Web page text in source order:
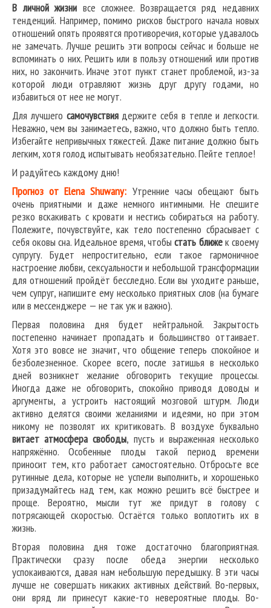
В личной жизни все сложнее. Возвращается ряд недавних
тенденций. Например, помимо рисков быстрого начала новых
отношений опять проявятся противоречия, которые удавалось
не замечать. Лучше решить эти вопросы сейчас и больше не
вспоминать о них. Решить или в пользу отношений или против
них, но закончить. Иначе этот пункт станет проблемой, из-за
которой люди отравляют жизнь друг другу годами, но
избавиться от нее не могут.
Для лучшего самочувствиядержите себя в тепле и легкости.
Неважно, чем вы занимаетесь, важно, что должно быть тепло.
Избегайте непривычных тяжестей. Даже питание должно быть
легким, хотя голод испытывать необязательно. Пейте теплое!
И радуйтесь каждому дню!
Прогноз от Elena Shuwany: Утренние часы обещают быть
очень приятными и даже немного интимными. Не спешите
резко вскакивать с кровати и нестись собираться на работу.
Полежите, почувствуйте, как тело постепенно сбрасывает с
себя оковы сна. Идеальное время, чтобыстать ближек своему
супругу. Будет непростительно, если такое гармоничное
настроение любви, сексуальности и небольшой трансформации
для отношений пройдёт бесследно. Если вы уходите раньше,
чем супруг, напишите ему несколько приятных слов (на бумаге
или в мессенджере — не так уж и важно).
Первая половина дня будет нейтральной. Закрытость
постепенно начинает пропадать и большинство оттаивает.
Хотя это вовсе не значит, что общение теперь спокойное и
безболезненное. Скорее всего, после затишья в несколько
дней возникнет желание обговорить текущие процессы.
Иногда даже не обговорить, спокойно приводя доводы и
аргументы, а устроить настоящий мозговой штурм. Люди
активно делятся своими желаниями и идеями, но при этом
никому не позволят их критиковать. В воздухе буквально
витает атмосфера свободы, пусть и выраженная несколько
напряжённо. Особенные плоды такой период времени
приносит тем, кто работает самостоятельно. Отбросьте все
рутинные дела, которые не успели выполнить, и хорошенько
призадумайтесь над тем, как можно решить всё быстрее и
проще. Вероятно, мысли тут же придут в голову с
потрясающей скоростью. Остаётся только воплотить их в
жизнь.
Вторая половина дня тоже достаточно благоприятная.
Практически сразу после обеда энергии несколько
успокаиваются, давая нам небольшую передышку. В эти часы
лучше не совершать никаких активных действий. Во-первых,
они вряд ли принесут какие-то невероятные плоды. Во-